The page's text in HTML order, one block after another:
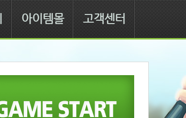
아이템몰 고객센터